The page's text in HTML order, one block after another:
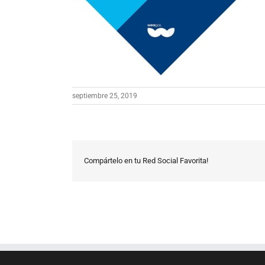
septiembre 25, 2019
Compártelo en tu Red Social Favorita!